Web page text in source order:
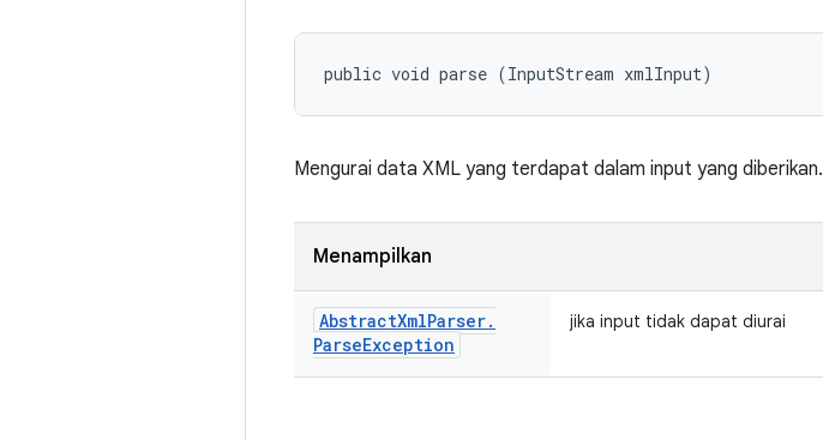
public void parse (InputStream xmlInput)
Mengurai data XML yang terdapat dalam input yang diberikan.
Menampilkan
AbstractXmlParser.
ParseException
jika input tidak dapat diurai